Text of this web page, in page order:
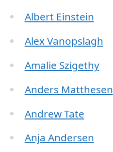
Albert Einstein
Alex Vanopslagh
Amalie Szigethy
Anders Matthesen
Andrew Tate
Anja Andersen